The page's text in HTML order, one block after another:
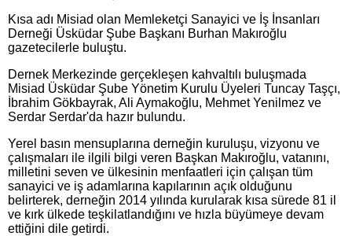
Kısa adı Misiad olan Memleketçi Sanayici ve İş İnsanları
Derneği Üsküdar Şube Başkanı Burhan Makıroğlu
gazetecilerle buluştu.
Dernek Merkezinde gerçekleşen kahvaltılı buluşmada
Misiad Üsküdar Şube Yönetim Kurulu Üyeleri Tuncay Taşçı,
İbrahim Gökbayrak, Ali Aymakoğlu, Mehmet Yenilmez ve
Serdar Serdar'da hazır bulundu.
Yerel basın mensuplarına derneğin kuruluşu, vizyonu ve
çalışmaları ile ilgili bilgi veren Başkan Makıroğlu, vatanını,
milletini seven ve ülkesinin menfaatleri için çalışan tüm
sanayici ve iş adamlarına kapılarının açık olduğunu
belirterek, derneğin 2014 yılında kurularak kısa sürede 81 il
ve kırk ülkede teşkilatlandığını ve hızla büyümeye devam
ettiğini dile getirdi.